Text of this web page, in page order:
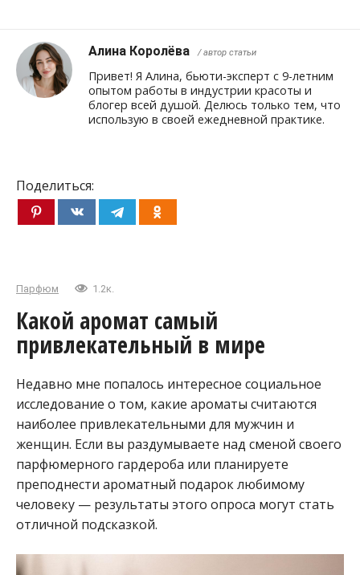
Алина Королёва / автор статьи
Привет! Я Алина, бьюти-эксперт с 9-летним
опытом работы в индустрии красоты и
блогер всей душой. Делюсь только тем, что
использую в своей ежедневной практике.
Поделиться:
Парфюм 1.2к.
Какой аромат самый
привлекательный в мире
Недавно мне попалось интересное социальное
исследование о том, какие ароматы считаются
наиболее привлекательными для мужчин и
женщин. Если вы раздумываете над сменой своего
парфюмерного гардероба или планируете
преподнести ароматный подарок любимому
человеку — результаты этого опроса могут стать
отличной подсказкой.